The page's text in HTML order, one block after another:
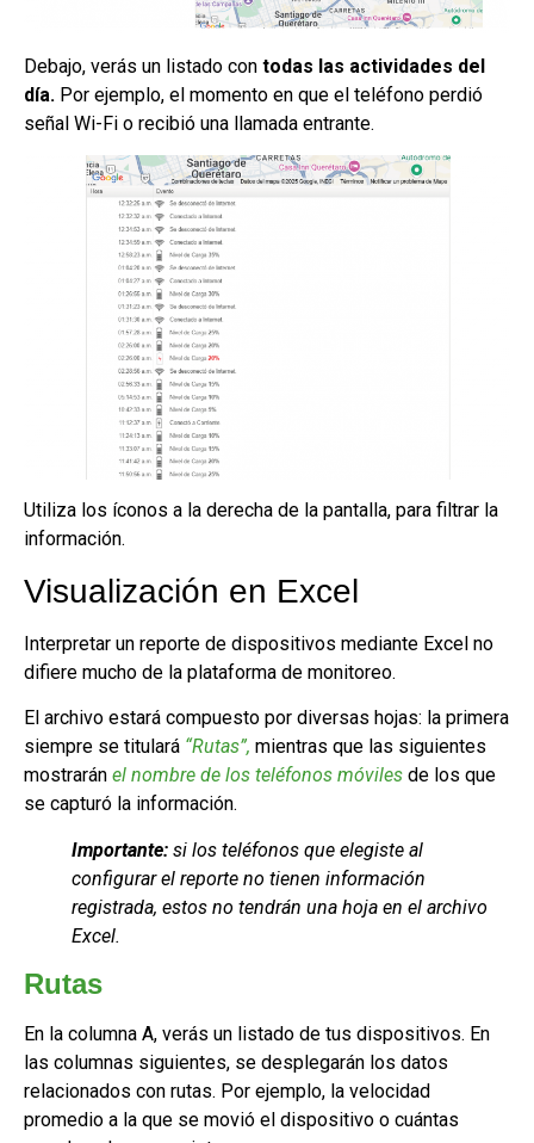
Debajo, verás un listado con todas las actividades del
día. Por ejemplo, el momento en que el teléfono perdió
señal Wi-Fi o recibió una llamada entrante.
Utiliza los íconos a la derecha de la pantalla, para filtrar la
información.
Visualización en Excel
Interpretar un reporte de dispositivos mediante Excel no
difiere mucho de la plataforma de monitoreo.
El archivo estará compuesto por diversas hojas: la primera
siempre se titulará “Rutas”, mientras que las siguientes
mostrarán el nombre de los teléfonos móviles de los que
se capturó la información.
Importante: si los teléfonos que elegiste al
configurar el reporte no tienen información
registrada, estos no tendrán una hoja en el archivo
Excel.
Rutas
En la columna A, verás un listado de tus dispositivos. En
las columnas siguientes, se desplegarán los datos
relacionados con rutas. Por ejemplo, la velocidad
promedio a la que se movió el dispositivo o cuántas